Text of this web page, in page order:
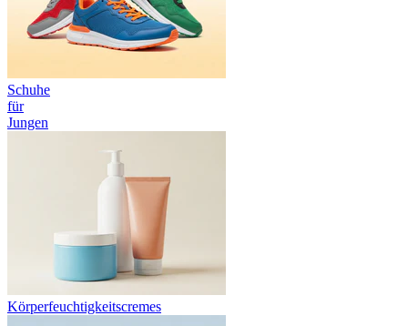
Schuhe
für
Jungen
Körperfeuchtigkeitscremes